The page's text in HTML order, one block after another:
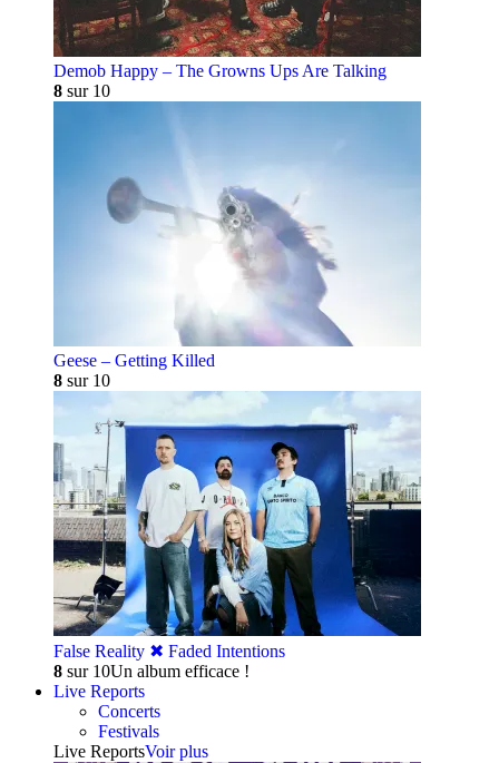
Demob Happy – The Growns Ups Are Talking
8 sur 10
Geese – Getting Killed
8 sur 10
False Reality ✖︎ Faded Intentions
8 sur 10Un album efficace !
Live Reports
Concerts
Festivals
Live ReportsVoir plus